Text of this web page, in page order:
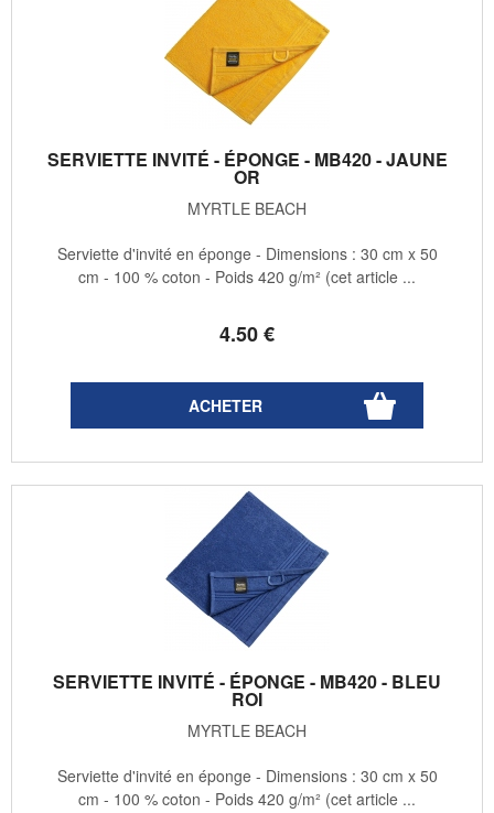
SERVIETTE INVITÉ - ÉPONGE - MB420 - JAUNE
OR
MYRTLE BEACH
4.50€
Serviette d'invité en éponge - Dimensions : 30 cm x 50
cm - 100 % coton - Poids 420 g/m² (cet article ...
SERVIETTE INVITÉ - ÉPONGE - MB420 - BLEU
ROI
MYRTLE BEACH
Serviette d'invité en éponge - Dimensions : 30 cm x 50
cm - 100 % coton - Poids 420 g/m² (cet article ...